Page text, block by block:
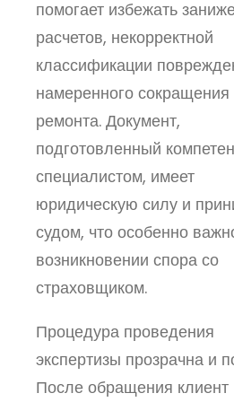
помогает избежать
расчетов, некорректной
классификации
намеренного
ремонта. Документ,
подготовленный
специалистом, имеет
юридическую силу и
судом, что особенно
возникновении спора со
страховщиком.
Процедура проведения
экспертизы прозрачна и
После обращения клиент